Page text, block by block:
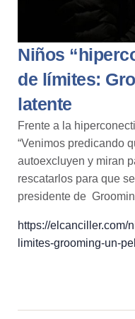
Niños
de límites:
latente
Frente a la
“Venimos predicando
autoexcluyen y miran
rescatarlos para que
presidente de
https://elcanciller.com/
limites-grooming-un-